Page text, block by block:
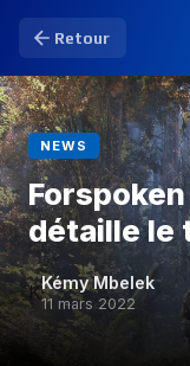
Retour
NEWS
détaille le
KKémy Mbelek
11 mars 2022